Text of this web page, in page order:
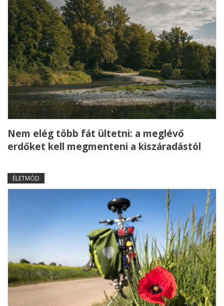
Nem elég több fát ültetni: a meglévő
erdőket kell megmenteni a kiszáradástól
ÉLETMÓD